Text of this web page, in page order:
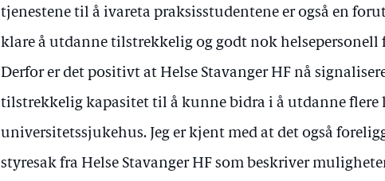
tjenestene til å ivareta praksisstudentene er også en
klare å utdanne tilstrekkelig og godt nok helsepersonell
Derfor er det positivt at Helse Stavanger HF nå
tilstrekkelig kapasitet til å kunne bidra i å utdanne flere
universitetssjukehus. Jeg er kjent med at det også
styresak fra Helse Stavanger HF som beskriver